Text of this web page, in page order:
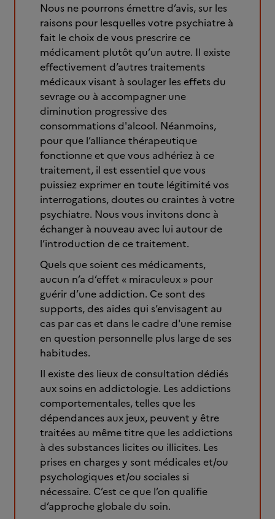
Nous ne pourrons émettre d’avis, sur les
raisons pour lesquelles votre psychiatre à
fait le choix de vous prescrire ce
médicament plutôt qu’un autre. Il existe
effectivement d’autres traitements
médicaux visant à soulager les effets du
sevrage ou à accompagner une
diminution progressive des
consommations d'alcool. Néanmoins,
pour que l’alliance thérapeutique
fonctionne et que vous adhériez à ce
traitement, il est essentiel que vous
puissiez exprimer en toute légitimité vos
interrogations, doutes ou craintes à votre
psychiatre. Nous vous invitons donc à
échanger à nouveau avec lui autour de
l’introduction de ce traitement.
Quels que soient ces médicaments,
aucun n’a d’effet « miraculeux » pour
guérir d’une addiction. Ce sont des
supports, des aides qui s’envisagent au
cas par cas et dans le cadre d'une remise
en question personnelle plus large de ses
habitudes.
Il existe des lieux de consultation dédiés
aux soins en addictologie. Les addictions
comportementales, telles que les
dépendances aux jeux, peuvent y être
traitées au même titre que les addictions
à des substances licites ou illicites. Les
prises en charges y sont médicales et/ou
psychologiques et/ou sociales si
nécessaire. C’est ce que l’on qualifie
d’approche globale du soin.